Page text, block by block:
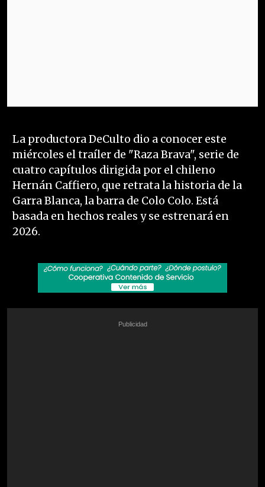
La productora DeCulto dio a conocer este
miércoles el traíler de "Raza Brava", serie de
cuatro capítulos dirigida por el chileno
Hernán Caffiero, que retrata la historia de la
Garra Blanca, la barra de Colo Colo. Está
basada en hechos reales y se estrenará en
2026.